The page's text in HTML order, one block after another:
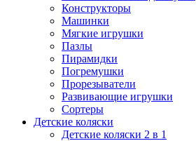
Конструкторы
Машинки
Мягкие игрушки
Пазлы
Пирамидки
Погремушки
Прорезыватели
Развивающие игрушки
Сортеры
Детские коляски
Детские коляски 2 в 1